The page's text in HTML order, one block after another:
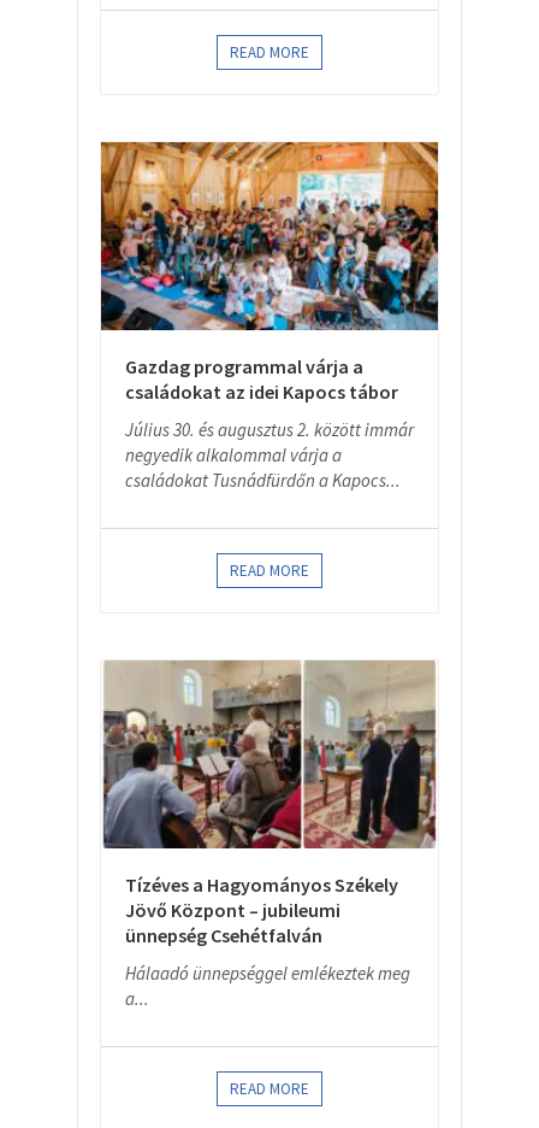
READ MORE
Gazdag programmal várja a
családokat az idei Kapocs tábor
Július 30. és augusztus 2. között immár
negyedik alkalommal várja a
családokat Tusnádfürdőn a Kapocs...
READ MORE
Tízéves a Hagyományos Székely
Jövő Központ – jubileumi
ünnepség Csehétfalván
Hálaadó ünnepséggel emlékeztek meg
a...
READ MORE